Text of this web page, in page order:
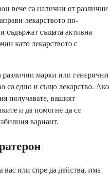
вече са налични от различни
лекарството по-
съдържат същата активна
като лекарството с
различни марки или генерични
са едно и също лекарство. Ако
получавате, вашият
и да помогне да се
вариант.
вас или спре да действа, има